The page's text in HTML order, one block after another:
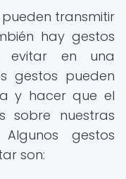
transmitir
hay gestos
evitar en una
gestos pueden
y hacer que el
sobre nuestras
gestos
son: